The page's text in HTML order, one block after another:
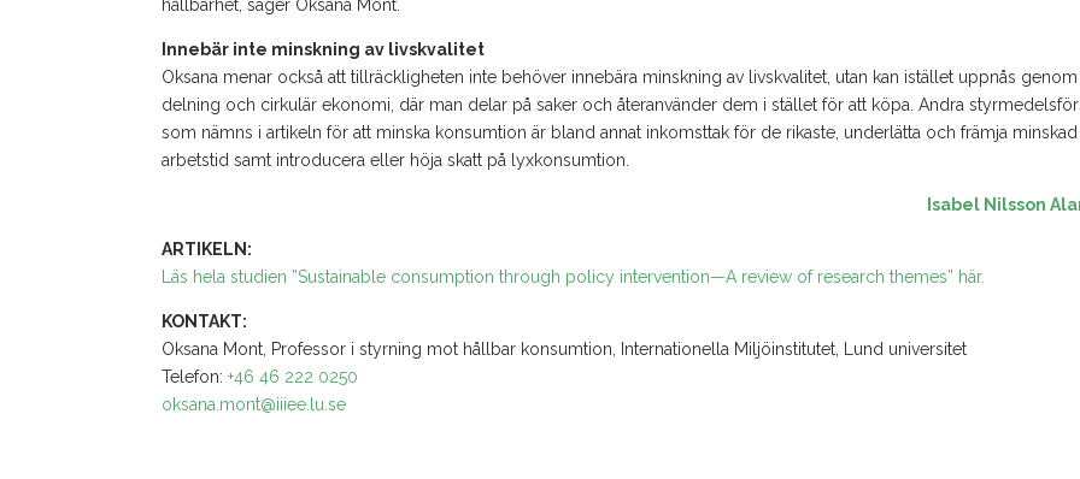
hållbarhet, säger Oksana Mont.
Innebär inte minskning av livskvalitet
Oksana menar också att tillräckligheten inte behöver innebära minskning av livskvalitet, utan kan istället uppnås genom
delning och cirkulär ekonomi, där man delar på saker och återanvänder dem i stället för att köpa. Andra
som nämns i artikeln för att minska konsumtion är bland annat inkomsttak för de rikaste, underlätta och främja minskad
arbetstid samt introducera eller höja skatt på lyxkonsumtion.
Isabel Nilsson
ARTIKELN:
Läs hela studien ”Sustainable consumption through policy intervention—A review of research themes” här.
KONTAKT:
Oksana Mont, Professor i styrning mot hållbar konsumtion, Internationella Miljöinstitutet, Lund universitet
Telefon:+46 46 222 0250
oksana.mont@iiiee.lu.se